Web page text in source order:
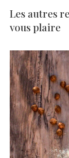
Les autres
vous plaire